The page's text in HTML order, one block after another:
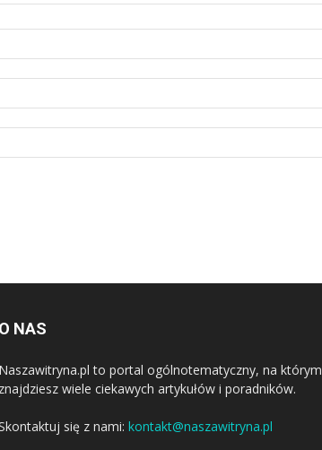
O NAS
Naszawitryna.pl to portal ogólnotematyczny, na którym
znajdziesz wiele ciekawych artykułów i poradników.
się z nami: kontakt@naszawitryna.pl